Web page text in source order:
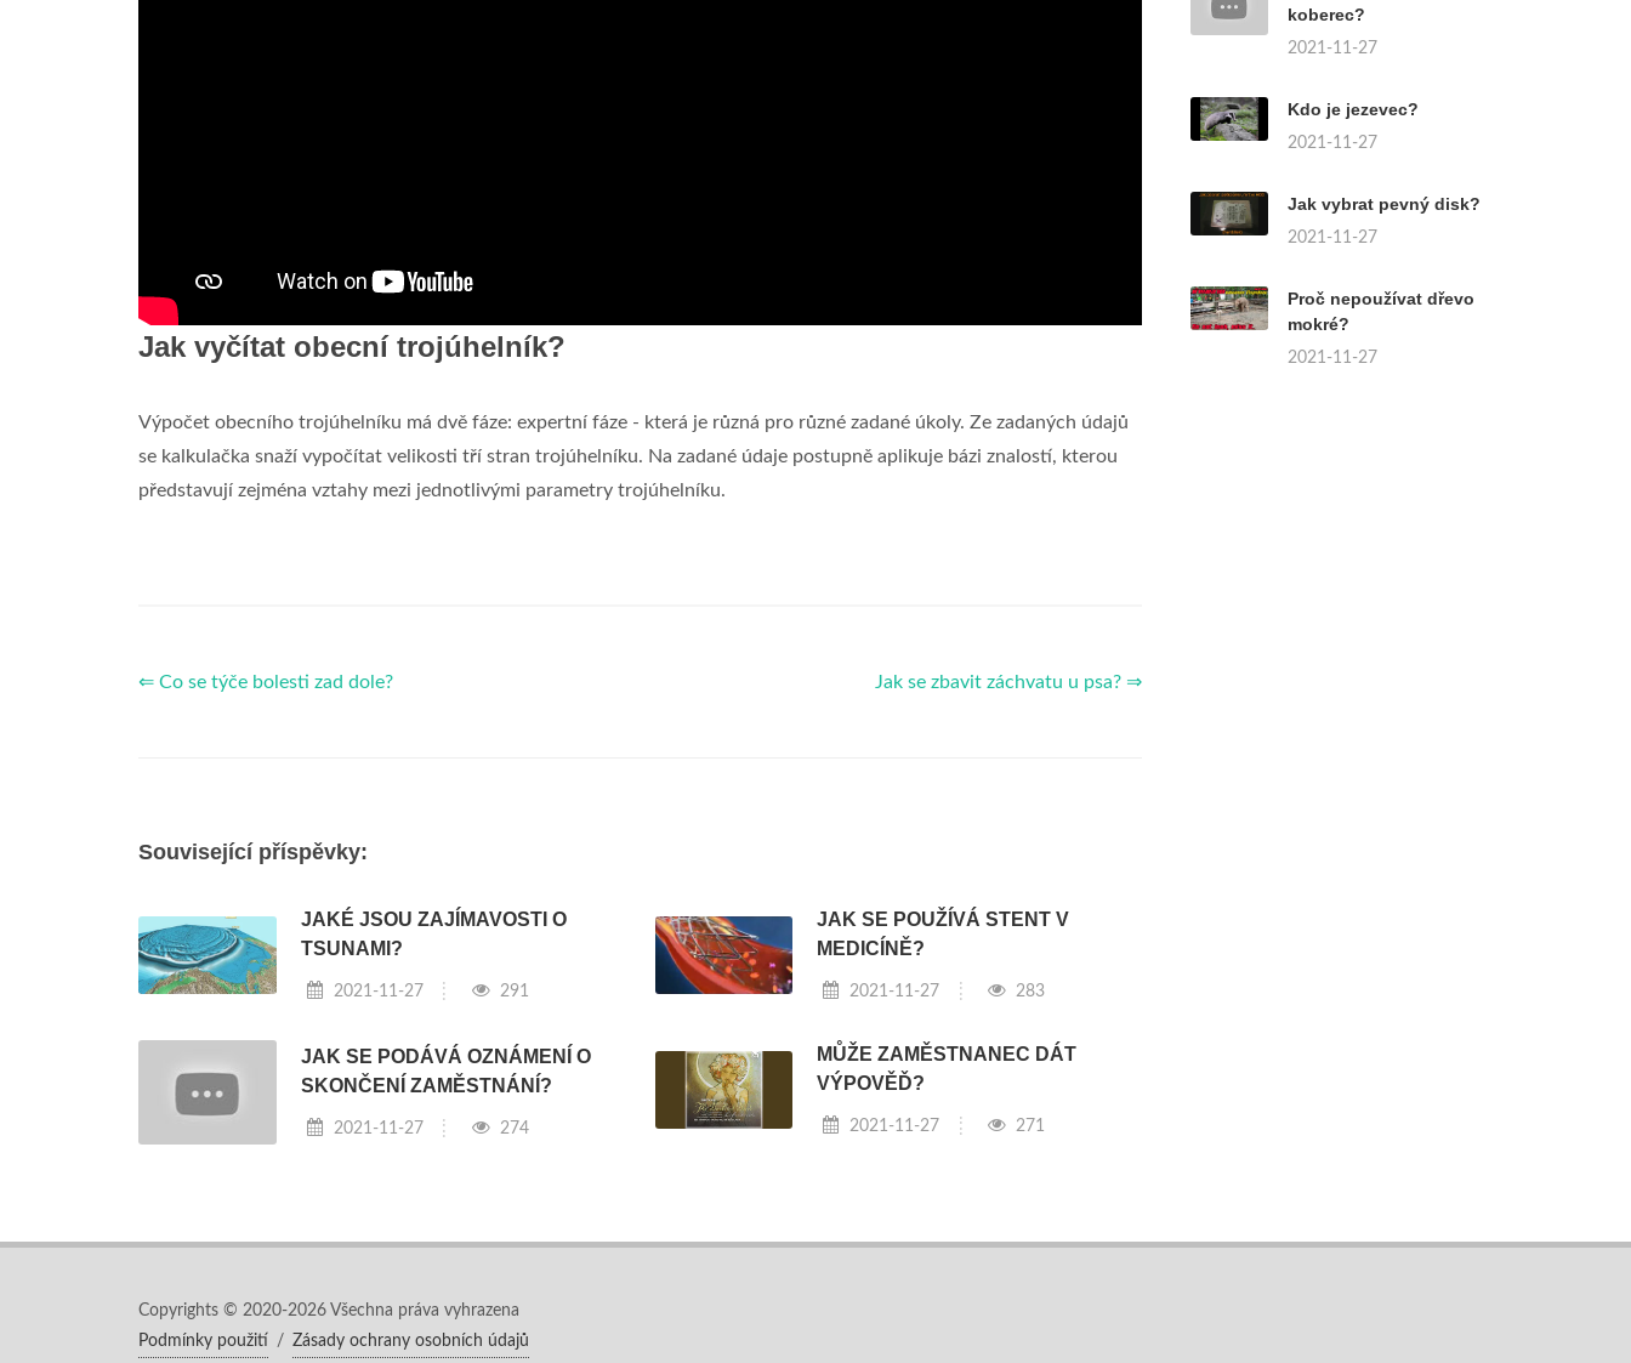
Jak vyčítat obecní trojúhelník?
Výpočet obecního trojúhelníku má dvě fáze: expertní fáze - která je různá pro různé zadané úkoly. Ze zadaných údajů
se kalkulačka snaží vypočítat velikosti tří stran trojúhelníku. Na zadané údaje postupně aplikuje bázi znalostí, kterou
představují zejména vztahy mezi jednotlivými parametry trojúhelníku.
⇐ Co se týče bolesti zad dole? Jak se zbavit záchvatu u psa? ⇒
Související příspěvky:
JAKÉ JSOU ZAJÍMAVOSTI O
TSUNAMI?
2021-11-27 291
JAK SE POUŽÍVÁ STENT V
MEDICÍNĚ?
2021-11-27 283
JAK SE PODÁVÁ OZNÁMENÍ O
SKONČENÍ ZAMĚSTNÁNÍ?
2021-11-27 274
MŮŽE ZAMĚSTNANEC DÁT
VÝPOVĚĎ?
2021-11-27 271
koberec?
2021-11-27
Kdo je jezevec?
2021-11-27
Jak vybrat pevný disk?
2021-11-27
Proč nepoužívat dřevo
mokré?
2021-11-27
Copyrights © 2020-2026 Všechna práva vyhrazena
Podmínky použití
/ Zásady ochrany osobních údajů